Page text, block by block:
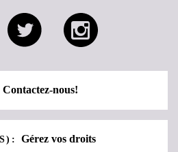
Contactez-nous!
Gérez vos droits